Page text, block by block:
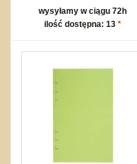
wysyłamy w ciągu 72h
ilość dostępna: 13 *